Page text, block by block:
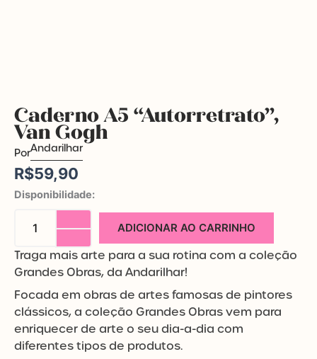
Caderno A5 “Autorretrato”,
Van Gogh
PorAndarilhar
R$59,90
Disponibilidade:
Caderno
Gogh
quantidade
ADICIONAR AO CARRINHO
Traga mais arte para a sua rotina com a coleção
Grandes Obras, da Andarilhar!
Focada em obras de artes famosas de pintores
clássicos, a coleção Grandes Obras vem para
enriquecer de arte o seu dia-a-dia com
diferentes tipos de produtos.